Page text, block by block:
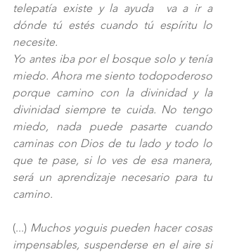
telepatía existe y la ayuda  va a ir a
dónde tú estés cuando tú espíritu lo
necesite.
Yo antes iba por el bosque solo y tenía
miedo. Ahora me siento todopoderoso
porque camino con la divinidad y la
divinidad siempre te cuida. No tengo
miedo, nada puede pasarte cuando
caminas con Dios de tu lado y todo lo
que te pase, si lo ves de esa manera,
será un aprendizaje necesario para tu
camino.
(...) Muchos yoguis pueden hacer cosas
impensables, suspenderse en el aire si